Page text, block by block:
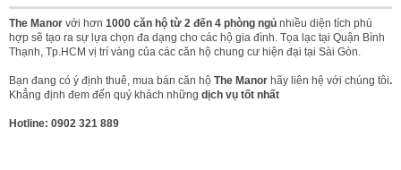
The Manor với hơn 1000 căn hộ từ 2 đến 4 phòng ngủ nhiều diện tích phù
hợp sẽ tạo ra sự lựa chọn đa dạng cho các hộ gia đình. Tọa lạc tại Quận Bình
Thạnh, Tp.HCM vị trí vàng của các căn hộ chung cư hiện đại tại Sài Gòn.
Bạn đang có ý định thuê, mua bán căn hộ The Manor hãy liên hệ với chúng tôi.
Khẳng định đem đến quý khách những dịch vụ tốt nhất
Hotline: 0902 321 889